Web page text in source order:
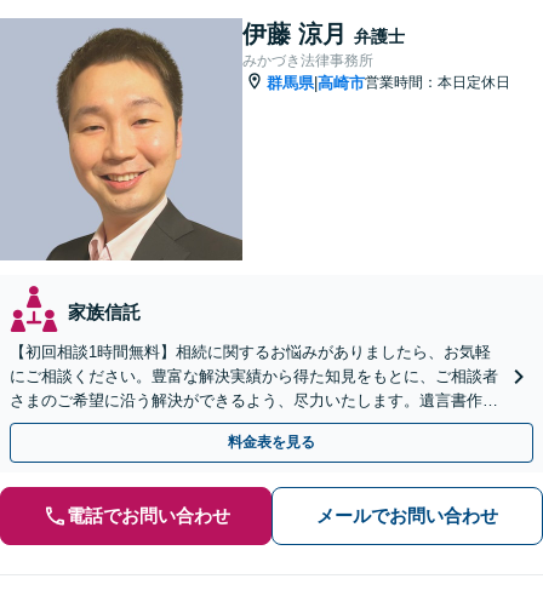
伊藤 涼月 弁護士
みかづき法律事務所
群馬県|高崎市営業時間：本日定休日
家族信託
【初回相談1時間無料】相続に関するお悩みがありましたら、お気軽
にご相談ください。豊富な解決実績から得た知見をもとに、ご相談者
さまのご希望に沿う解決ができるよう、尽力いたします。遺言書作
成、相続放棄などにも対応いたします。【夜間・休日対応可】
料金表を見る
電話でお問い合わせ メールでお問い合わせ